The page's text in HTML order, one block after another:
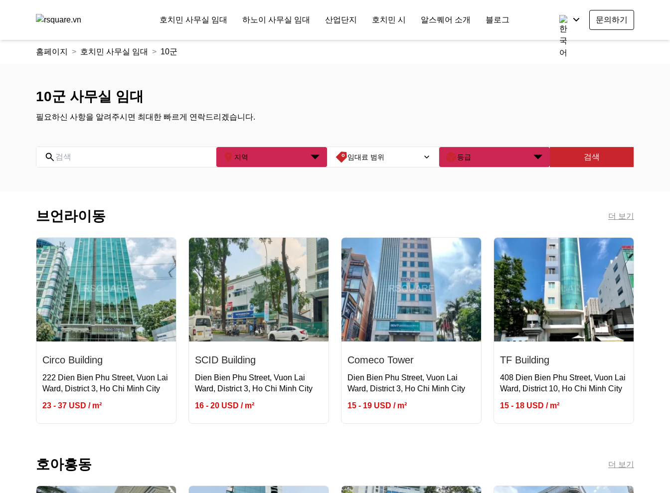
호치민 사무실 임대 하노이 사무실 임대 산업단지 호치민 시 알스퀘어 소개 블로그 문의하기
홈페이지 호치민 사무실 임대 10군
10군 사무실 임대
필요하신 사항을 알려주시면 최대한 빠르게 연락드리겠습니다.
지역 임대료 범위 등급 검색
브언라이동 더 보기
Circo Building
222 Dien Bien Phu Street, Vuon Lai
Ward, District 3, Ho Chi Minh City
23 - 37 USD / m²
SCID Building
Dien Bien Phu Street, Vuon Lai
Ward, District 3, Ho Chi Minh City
16 - 20 USD / m²
Comeco Tower
Dien Bien Phu Street, Vuon Lai
Ward, District 3, Ho Chi Minh City
15 - 19 USD / m²
TF Building
408 Dien Bien Phu Street, Vuon Lai
Ward, District 10, Ho Chi Minh City
15 - 18 USD / m²
호아흥동 더 보기